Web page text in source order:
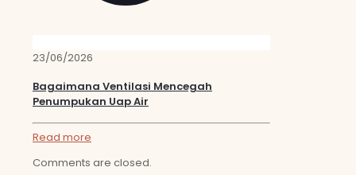
23/06/2026
Bagaimana Ventilasi Mencegah
Penumpukan Uap Air
Read more
Comments are closed.